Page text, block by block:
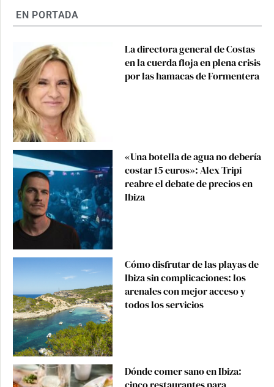
EN PORTADA
La directora general de Costas
en la cuerda floja en plena crisis
por las hamacas de Formentera
«Una botella de agua no debería
costar 15 euros»: Alex Tripi
reabre el debate de precios en
Ibiza
Cómo disfrutar de las playas de
Ibiza sin complicaciones: los
arenales con mejor acceso y
todos los servicios
Dónde comer sano en Ibiza: